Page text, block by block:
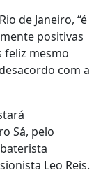
de Janeiro, “é
positivas
feliz mesmo
com a
Sá, pelo
Leo Reis.